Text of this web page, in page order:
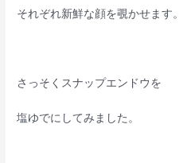
それぞれ新鮮な顔を覗かせます。
さっそくスナップエンドウを
塩ゆでにしてみました。